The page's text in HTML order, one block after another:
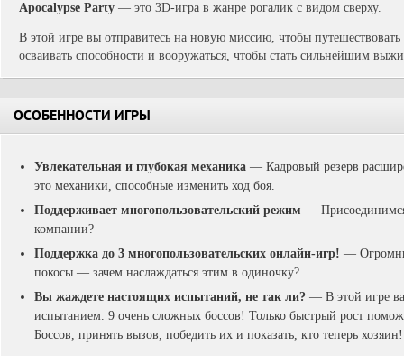
Apocalypse Party — это 3D-игра в жанре рогалик с видом сверху.
В этой игре вы отправитесь на новую миссию, чтобы
осваивать способности и вооружаться, чтобы стать сильнейшим
ОСОБЕННОСТИ ИГРЫ
Увлекательная и глубокая механика — Кадровый резерв
это механики, способные изменить ход боя.
Поддерживает многопользовательский режим — Присоединимся
компании?
Поддержка до 3 многопользовательских онлайн-игр! —
покосы — зачем наслаждаться этим в одиночку?
Вы жаждете настоящих испытаний, не так ли? — В этой игре
испытанием. 9 очень сложных боссов! Только быстрый рост
Боссов, принять вызов, победить их и показать, кто теперь хозяин!